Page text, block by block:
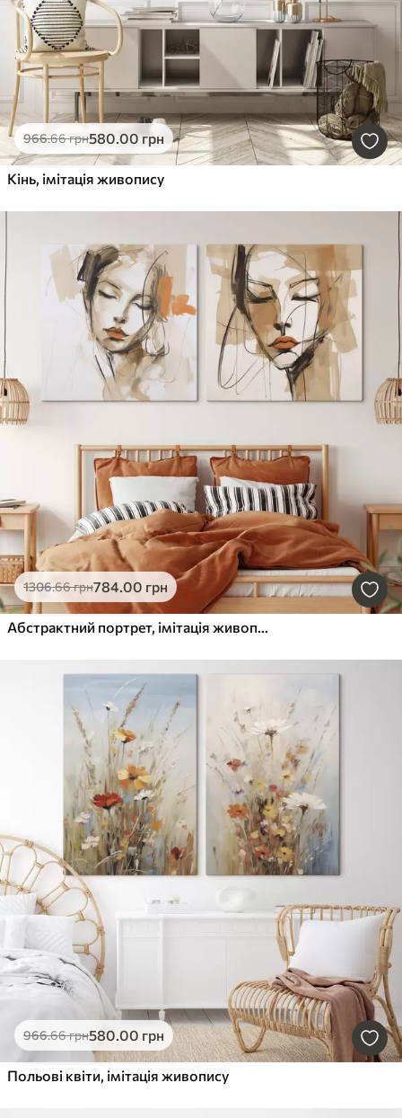
966.66грн580.00 грн
Кінь, імітація живопису
1306.66грн784.00 грн
Абстрактний портрет, імітація живопису
966.66грн580.00 грн
Польові квіти, імітація живопису